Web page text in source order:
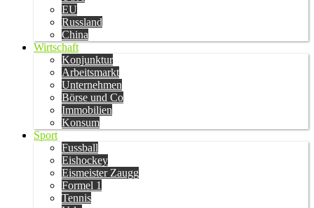
EU
Russland
China
Wirtschaft
Konjunktur
Arbeitsmarkt
Unternehmen
Börse und Co
Immobilien
Konsum
Sport
Fussball
Eishockey
Eismeister Zaugg
Formel 1
Tennis